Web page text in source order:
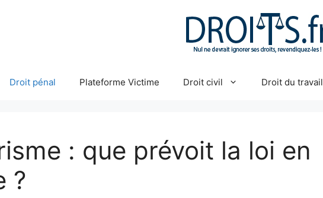
Droit pénal Plateforme Victime Droit civil Droit du travail
: que prévoit la loi en
?